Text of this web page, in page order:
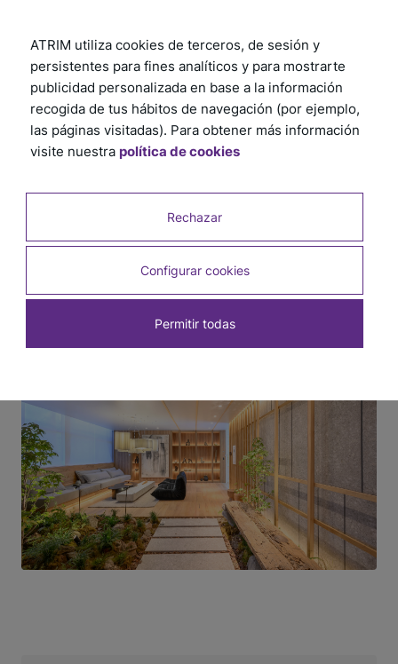
ATRIM utiliza cookies de terceros, de sesión y
persistentes para fines analíticos y para mostrarte
publicidad personalizada en base a la información
recogida de tus hábitos de navegación (por ejemplo,
las páginas visitadas). Para obtener más información
visite nuestra política de cookies
Rechazar
Configurar cookies
Permitir todas